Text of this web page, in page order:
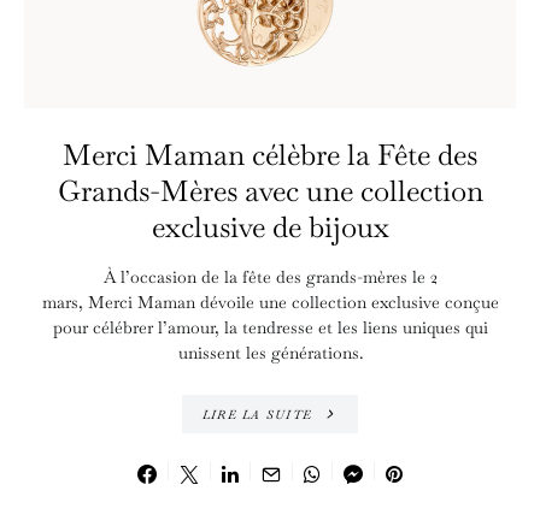
Merci Maman célèbre la Fête des
Grands-Mères avec une collection
exclusive de bijoux
À l’occasion de la fête des grands-mères le 2
mars, Merci Maman dévoile une collection exclusive conçue
pour célébrer l’amour, la tendresse et les liens uniques qui
unissent les générations.
LIRE LA SUITE